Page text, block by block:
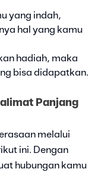
yang indah,
hal yang kamu
hadiah, maka
bisa didapatkan.
Panjang
melalui
ini. Dengan
hubungan kamu